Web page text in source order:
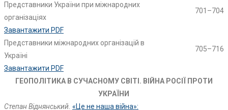
Представники України при міжнародних
організаціях
701–704
Завантажити PDF
Представники міжнародних організацій в
Україні
705–716
Завантажити PDF
ГЕОПОЛІТИКА В СУЧАСНОМУ СВІТІ. ВІЙНА РОСІЇ ПРОТИ
УКРАЇНИ
Степан Віднянський. «Це не наша війна»: